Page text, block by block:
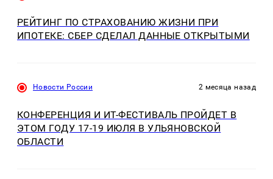
РЕЙТИНГ ПО СТРАХОВАНИЮ ЖИЗНИ ПРИ
ИПОТЕКЕ: СБЕР СДЕЛАЛ ДАННЫЕ ОТКРЫТЫМИ
Новости России 2 месяца назад
КОНФЕРЕНЦИЯ И ИT-ФЕСТИВАЛЬ ПРОЙДЕТ В
ЭТОМ ГОДУ 17-19 ИЮЛЯ В УЛЬЯНОВСКОЙ
ОБЛАСТИ